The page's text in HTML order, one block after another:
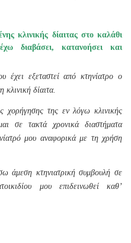
κλινικής δίαιτας στο καλάθι
διαβάσει, κατανοήσει και
έχει εξεταστεί από κτηνίατρο ο
δίαιτα.
χορήγησης της εν λόγω κλινικής
σε τακτά χρονικά διαστήματα
μου αναφορικά με τη χρήση
άμεση κτηνιατρική συμβουλή σε
μου επιδεινωθεί καθ’